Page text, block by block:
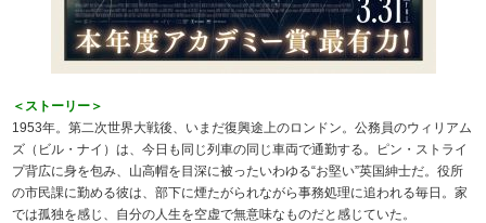
＜ストーリー＞
1953年。第二次世界大戦後、いまだ復興途上のロンドン。公務員のウィリアム
ズ（ビル・ナイ）は、今日も同じ列車の同じ車両で通勤する。ピン・ストライ
プ背広に身を包み、山高帽を目深に被ったいわゆる“お堅い”英国紳士だ。役所
の市民課に勤める彼は、部下に煙たがられながら事務処理に追われる毎日。家
では孤独を感じ、自分の人生を空虚で無意味なものだと感じていた。